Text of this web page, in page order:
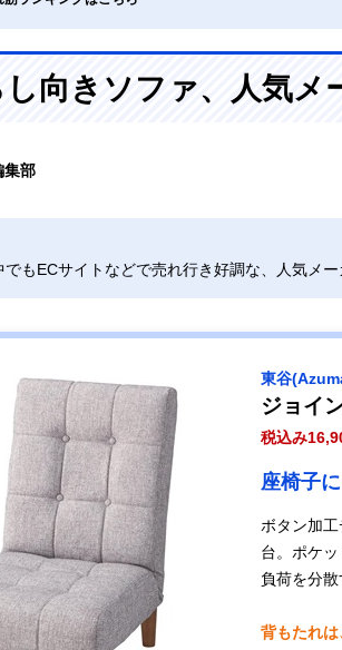
向きソファ、人気メ
部
もECサイトなどで売れ行き好調な、人気メー
東谷
ジョイ
税込み
座椅子
ボタン加
台。ポケ
負荷を分散
背もたれ